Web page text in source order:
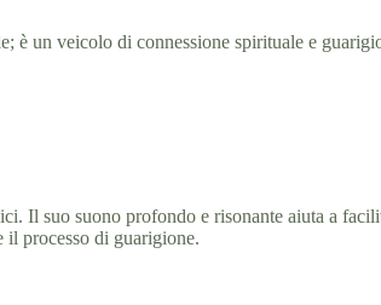
è un veicolo di connessione spirituale e
Il suo suono profondo e risonante aiuta a
il processo di guarigione.